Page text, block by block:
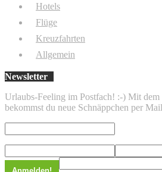
Hotels
Flüge
Kreuzfahrten
Allgemein
Newsletter
Urlaubs-Feeling im Postfach! :-) Mit
bekommst du neue Schnäppchen per